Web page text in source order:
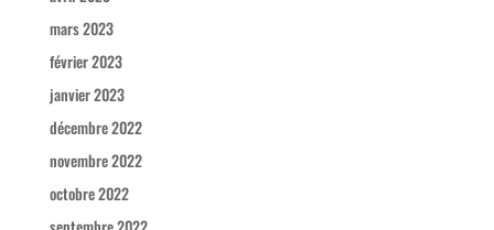
mars 2023
février 2023
janvier 2023
décembre 2022
novembre 2022
octobre 2022